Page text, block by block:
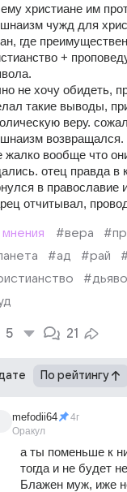
христиане им
чужд для
где
+
не хочу обидеть,
такие выводы,
веру.
возвращался.
жалко вообще что
отец правда в
в православие
отчитывал,
мнения #вера
#ад #рай
5 21
По рейтингу
mefodii64
Оракул
4г
а ты поменьше к
тогда и не будет
Блажен муж, иже